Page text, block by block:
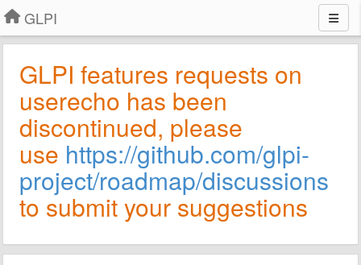
GLPI
GLPI features requests on
userecho has been
discontinued, please
use https://github.com/glpi-
project/roadmap/discussions
to submit your suggestions